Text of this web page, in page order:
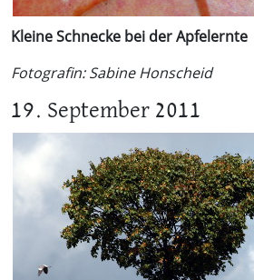
Kleine Schnecke bei der Apfelernte
Fotografin: Sabine Honscheid
19. September 2011